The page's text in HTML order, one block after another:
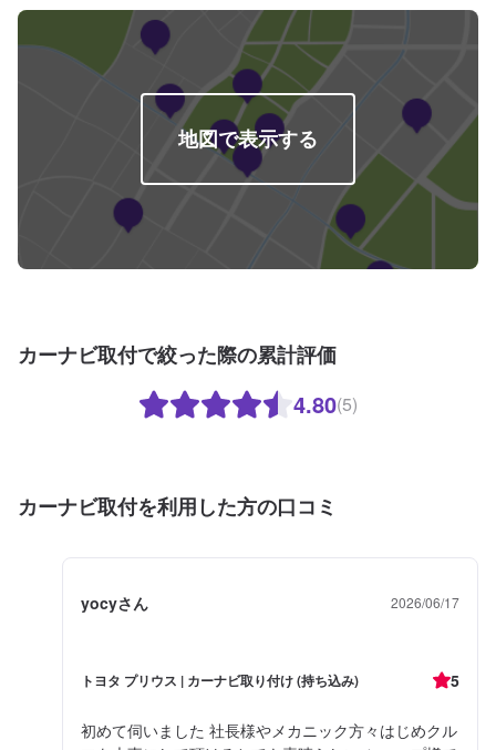
地図で表示する
カーナビ取付で絞った際の累計評価
4.80(5)
カーナビ取付を利用した方の口コミ
yocyさん 2026/06/17
トヨタ プリウス | カーナビ取り付け (持ち込み) 5
初めて伺いました 社長様やメカニック方々はじめクル